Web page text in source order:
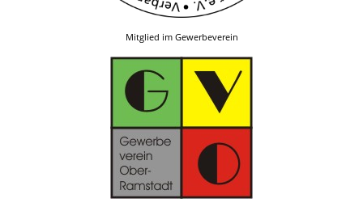
Mitglied im Gewerbeverein